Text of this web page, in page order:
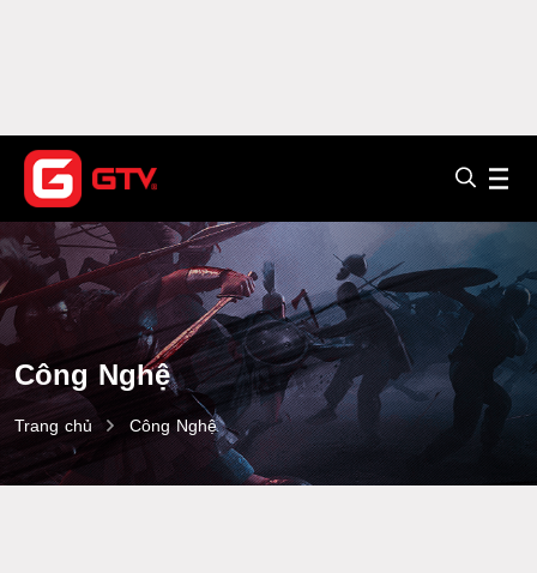
Công Nghệ
Trang chủ Công Nghệ